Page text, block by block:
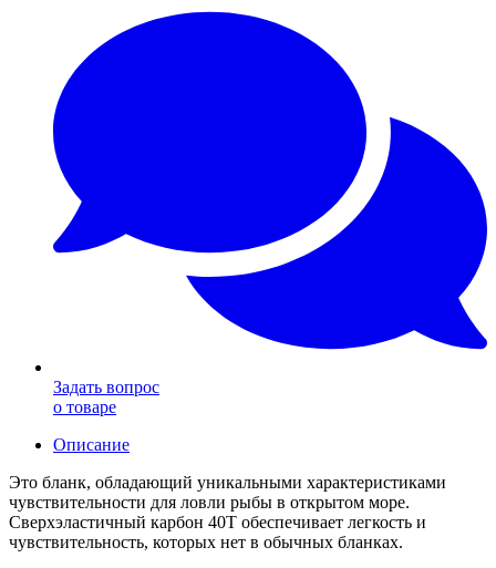
Задать вопрос
о товаре
Описание
Это бланк, обладающий уникальными характеристиками
чувствительности для ловли рыбы в открытом море.
Сверхэластичный карбон 40T обеспечивает легкость и
чувствительность, которых нет в обычных бланках.